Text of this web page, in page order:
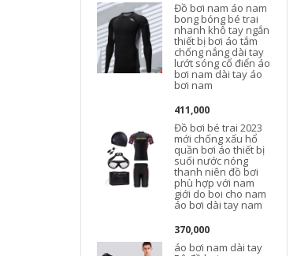
Đồ bơi nam áo nam
bong bóng bé trai
nhanh khô tay ngắn
thiết bị bơi áo tắm
chống nắng dài tay
lướt sóng cổ điển áo
bơi nam dài tay áo
bơi nam
411,000
Đồ bơi bé trai 2023
mới chống xấu hổ
quần bơi áo thiết bị
suối nước nóng
thanh niên đồ bơi
phù hợp với nam
giới do boi cho nam
áo bơi dài tay nam
370,000
áo bơi nam dài tay